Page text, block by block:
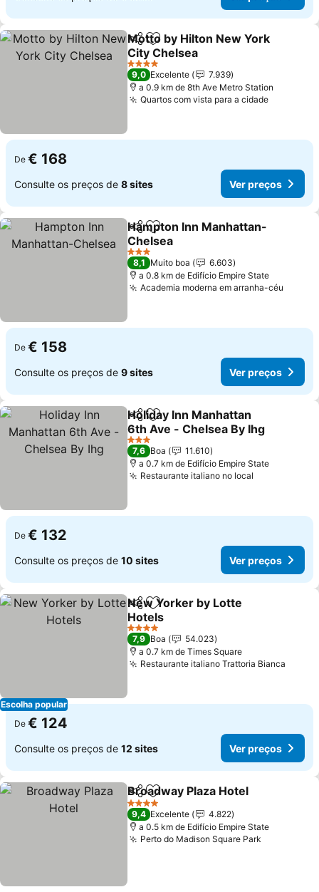
PartilharAdicionar aos favoritos
Motto by Hilton New York
City Chelsea
Ver preços
4 Estrelas
9,0 Excelente
7.939
a 0.9 km de 8th Ave Metro Station
Quartos com vista para a cidadeVer
De € 168
Consulte os preços de 8 sites Ver preços
PartilharAdicionar aos favoritos
Hampton Inn Manhattan-
Chelsea
Ver preços
3 Estrelas
8,1 Muito boa
6.603
a 0.8 km de Edifício Empire State
Academia moderna em arranha-céu
De € 158
Consulte os preços de 9 sites Ver preços
PartilharAdicionar aos favoritos
Holiday Inn Manhattan
6th Ave - Chelsea By Ihg
Ver preços
3 Estrelas
7,6 Boa
11.610
a 0.7 km de Edifício Empire State
Restaurante italiano no local
De € 132
Consulte os preços de 10 sites Ver preços
Escolha popular
PartilharAdicionar aos favoritos
New Yorker by Lotte
Hotels
Ver preços
4 Estrelas
7,9 Boa
54.023
a 0.7 km de Times Square
Restaurante italiano Trattoria Bianca
De € 124
Consulte os preços de 12 sites Ver preços
PartilharAdicionar aos favoritos
Broadway Plaza Hotel
4 Estrelas
9,4 Excelente
4.822
a 0.5 km de Edifício Empire State
Perto do Madison Square Park